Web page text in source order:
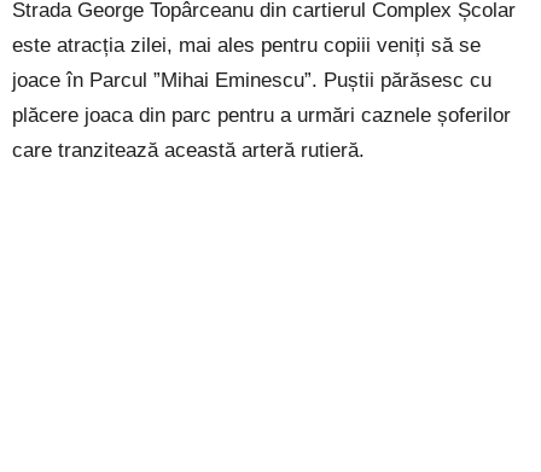
Strada George Topârceanu din cartierul Complex Școlar
este atracția zilei, mai ales pentru copiii veniți să se
joace în Parcul ”Mihai Eminescu”. Puștii părăsesc cu
plăcere joaca din parc pentru a urmări caznele șoferilor
care tranzitează această arteră rutieră.